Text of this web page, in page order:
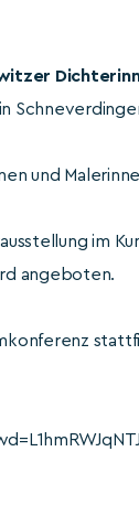
und
im
angeboten.